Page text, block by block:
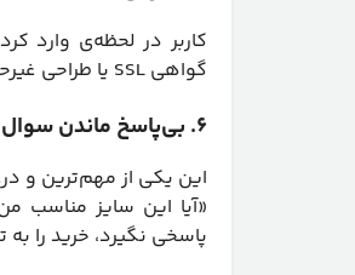
کاربر در لحظه‌ی وارد
گواهی SSL یا طراحی غیرحرفه‌ای، اعتماد را از بین می‌برد.
۶. بی‌پاسخ ماندن سوال در لحظه‌ی تصمیم
این یکی از مهم‌ترین و
«آیا این سایز مناسب
پاسخی نگیرد، خرید را